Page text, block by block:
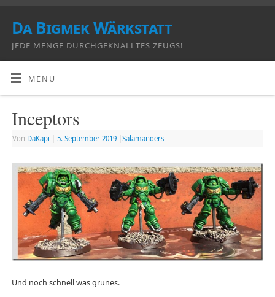
Da Bigmek Wärkstatt
JEDE MENGE DURCHGEKNALLTES ZEUGS!
MENÜ
Inceptors
Von DaKapi 5. September 2019 Salamanders
Und noch schnell was grünes.